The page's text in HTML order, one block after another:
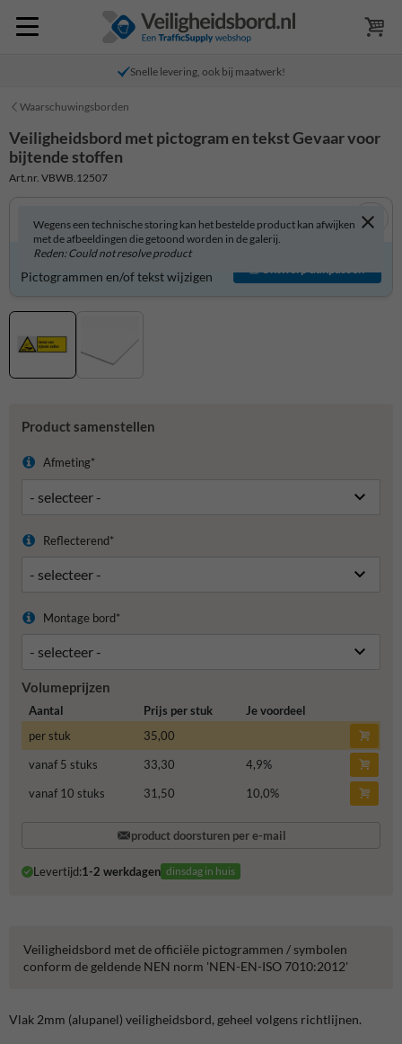
Snelle levering, ook bij maatwerk!
Waarschuwingsborden
Veiligheidsbord met pictogram en tekst Gevaar voor
bijtende stoffen
Art.nr. VBWB.12507
Wegens een technische storing kan het bestelde product kan afwijken
met de afbeeldingen die getoond worden in de galerij.
Reden: Could not resolve product
Veiligheidsbord zelf aanpassen?
Pictogrammen en/of tekst wijzigen
Ontwerp aanpassen
Product samenstellen
Afmeting*
Reflecterend*
Montage bord*
Volumeprijzen
Aantal Prijs per stuk
Je voordeel
per stuk
35,00
vanaf 5 stuks
33,30 4,9%
vanaf 10 stuks
31,50 10,0%
product doorsturen per e-mail
Levertijd:1-2 werkdagen dinsdag in huis
Veiligheidsbord met de officiële pictogrammen / symbolen
conform de geldende NEN norm 'NEN-EN-ISO 7010:2012'
Vlak 2mm (alupanel) veiligheidsbord, geheel volgens richtlijnen.